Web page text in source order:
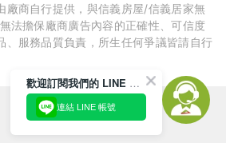
廠商自行提供，與信義房屋/信義居家無
法擔保廠商廣告內容的正確性、可信度
、服務品質負責，所生任何爭議皆請自行
歡迎訂閱我們的 LINE 官方帳號
連結 LINE 帳號